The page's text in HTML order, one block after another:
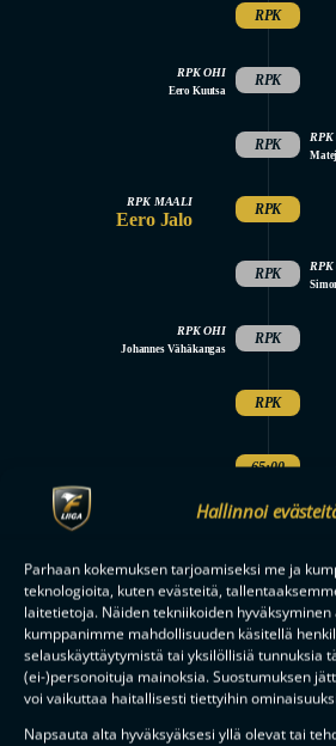
Hallinnoi
Parhaan kokemuksen tarjoamiseksi me ja
teknologioita, kuten evästeitä,
laitetietoja. Näiden tekniikoiden
kumppanimme mahdollisuuden käsitellä
selauskäyttäytymistä tai yksilöllisiä tunnuksia
(ei-)personoituja mainoksia. Suostumuksen
voi vaikuttaa haitallisesti tiettyihin
Napsauta alta hyväksyäksesi yllä olevat tai
RPK
RPK OHI
Eero Kuutsa
RPK
RPK
RPK MAALI
Eero Jalo RPK
RPK
RPK OHI
Johannes Vähäkangas
RPK
RPK
65:00
5. ERÄ
OTTELU
LOPPUI
Tilaa uutiskirje